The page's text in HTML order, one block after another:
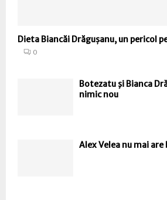
Dieta Biancăi Drăgușanu, un pericol
0
Botezatu şi Bianca
nimic nou
Alex Velea nu mai